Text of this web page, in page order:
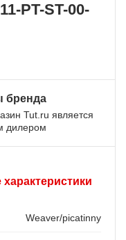
PT-ST-00-
бренда
Tut.ru является
дилером
характеристики
Weaver/picatinny